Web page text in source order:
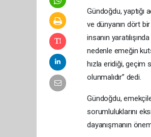
Gündoğdu, yaptığı
ve dünyanın dört
insanın
nedenle emeğin
hızla eridiği, geçim
olunmalıdır” dedi.
Gündoğdu,
sorumluluklarını
dayanışmanın